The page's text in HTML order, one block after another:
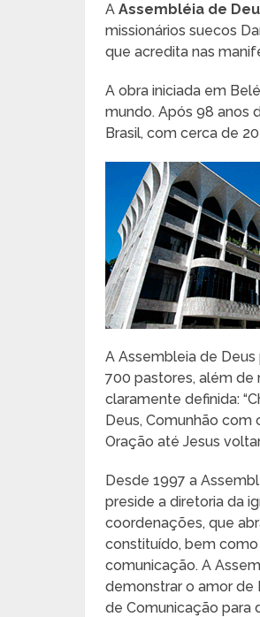
AAssembléia de
missionários suecos
que acredita nas
A obra iniciada em
mundo. Após 98 anos
Brasil, com cerca de
A Assembleia de
700 pastores, além de
claramente definida:
Deus, Comunhão com
Oração até Jesus
Desde 1997 a
preside a diretoria da
coordenações, que
constituído, bem como
comunicação. A
demonstrar o amor de
de Comunicação para